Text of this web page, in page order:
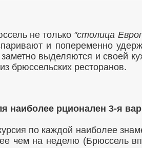
не только "столица
и попеременно
выделяются и своей
брюссельских ресторанов.
наиболее рционален 3-я
по каждой наиболее
чем на неделю (Брюссель